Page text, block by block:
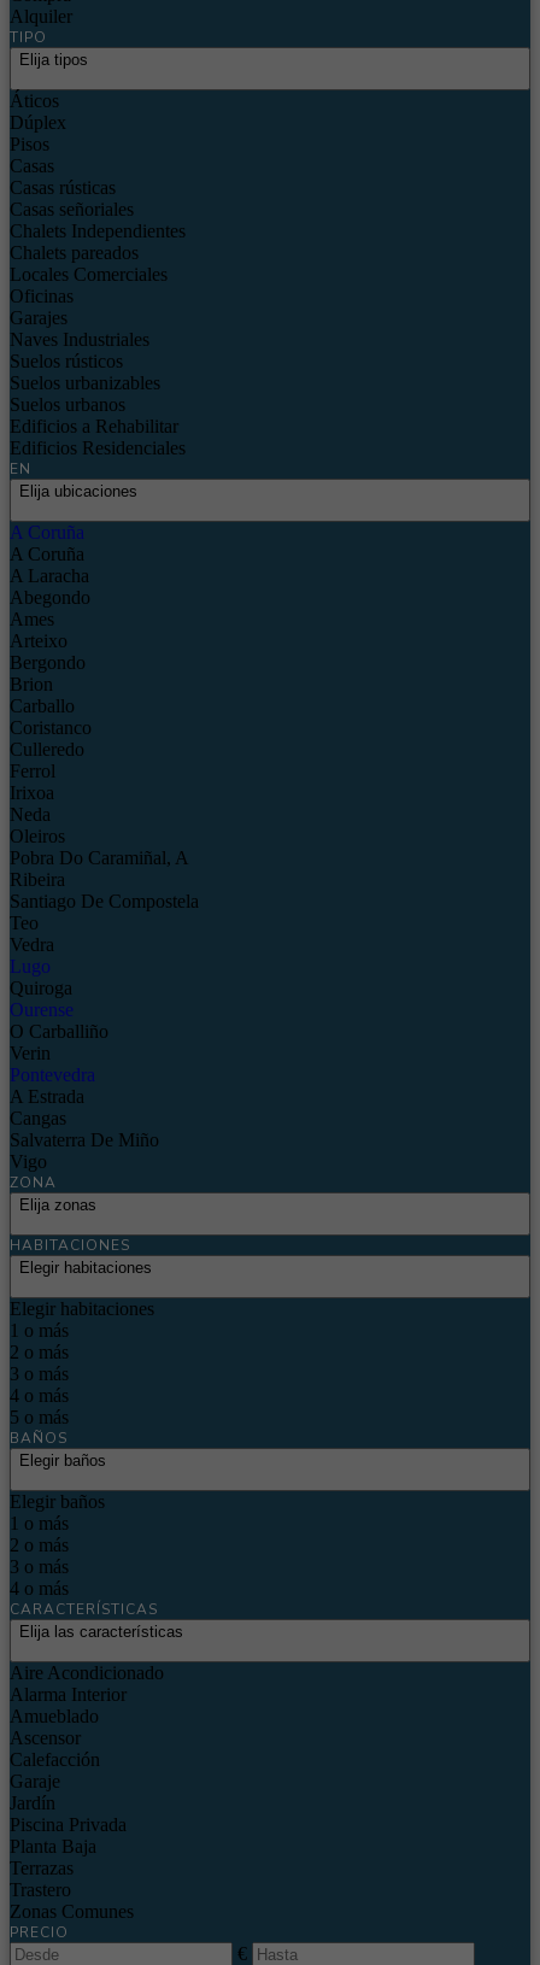
Alquiler
TIPO
Elija tipos
Áticos
Dúplex
Pisos
Casas
Casas rústicas
Casas señoriales
Chalets Independientes
Chalets pareados
Locales Comerciales
Oficinas
Garajes
Naves Industriales
Suelos rústicos
Suelos urbanizables
Suelos urbanos
Edificios a Rehabilitar
Edificios Residenciales
EN
Elija ubicaciones
A Coruña
A Coruña
A Laracha
Abegondo
Ames
Arteixo
Bergondo
Brion
Carballo
Coristanco
Culleredo
Ferrol
Irixoa
Neda
Oleiros
Pobra Do Caramiñal, A
Ribeira
Santiago De Compostela
Teo
Vedra
Lugo
Quiroga
Ourense
O Carballiño
Verin
Pontevedra
A Estrada
Cangas
Salvaterra De Miño
Vigo
ZONA
Elija zonas
HABITACIONES
Elegir habitaciones
Elegir habitaciones
1 o más
2 o más
3 o más
4 o más
5 o más
BAÑOS
Elegir baños
Elegir baños
1 o más
2 o más
3 o más
4 o más
CARACTERÍSTICAS
Elija las características
Aire Acondicionado
Alarma Interior
Amueblado
Ascensor
Calefacción
Garaje
Jardín
Piscina Privada
Planta Baja
Terrazas
Trastero
Zonas Comunes
PRECIO
€